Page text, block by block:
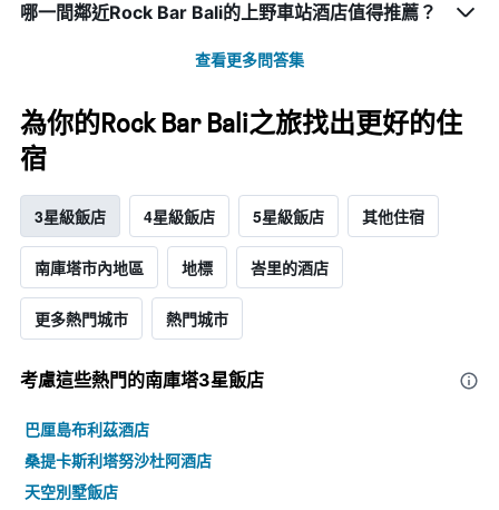
哪一間鄰近Rock Bar Bali的上野車站酒店值得推薦？
查看更多問答集
為你的Rock Bar Bali之旅找出更好的住
宿
3星級飯店 4星級飯店 5星級飯店 其他住宿
南庫塔市內地區 地標 峇里的酒店
更多熱門城市 熱門城市
考慮這些熱門的南庫塔3星​飯店
巴厘島布利茲酒店
桑提卡斯利塔努沙杜阿酒店
天空別墅飯店